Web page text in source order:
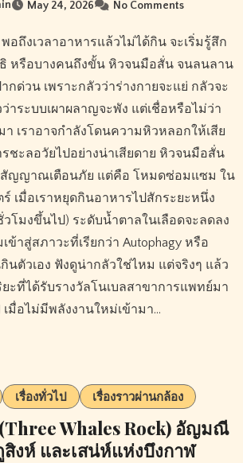
May 24, 2026 No Comments
หรือบางคนถึงขั้น หิวจนมือสั่น จนลนลาน
กด่วน เพราะกลัวว่าร่างกายจะแย่ กลัวจะ
าระบบเผาผลาญจะพัง แต่เชื่อหรือไม่ว่า
เราอาจกำลังโดนความหิวหลอกให้เสีย
ชะลอวัยไปอย่างน่าเสียดาย หิวจนมือสั่น
สัญญาณเตือนภัย แต่คือ โหมดซ่อมแซม ใน
เมื่อเราหยุดกินอาหารไปสักระยะหนึ่ง
วโมงขึ้นไป) ระดับน้ำตาลในเลือดจะลดลง
เข้าสู่สภาวะที่เรียกว่า Autophagy หรือ
นตัวเอง ฟังดูน่ากลัวใช่ไหม แต่จริงๆ แล้ว
ะที่ได้รับรางวัลโนเบลสาขาการแพทย์มา
เมื่อไม่มีพลังงานใหม่เข้ามา…
เรื่องทั่วไป เรื่องราวผ่านกล้อง
Whales Rock) อัญมณี
งห์ และเสน่ห์แห่งบึงกาฬ